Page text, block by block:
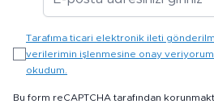
Tarafıma ticari elektronik ileti
verilerimin işlenmesine onay
okudum.
Bu form reCAPTCHA tarafından